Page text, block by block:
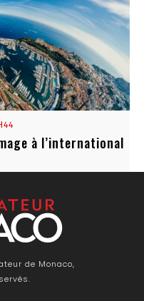
à l’international
de Monaco,